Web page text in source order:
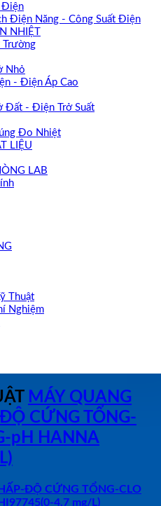
Điện
Điện Năng - Công Suất Điện
NHIỆT
Trường
Nhỏ
- Điện Áp Cao
Đất - Điện Trở Suất
Đo Nhiệt
LIỆU
LAB
Thuật
Nghiệm
MÁY QUANG
CỨNG TỔNG-
pH HANNA
ĐỘ CỨNG TỔNG-CLO
4.7 mg/L)